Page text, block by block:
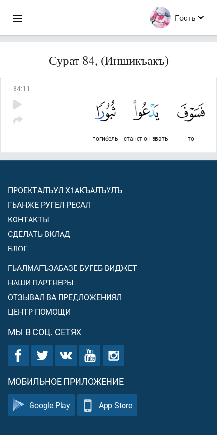
Гость
Сурат 84, (Иншикъакъ)
84:11
то
станет он звать
погибель
ПРОЕКТАЛЪУЛ Х1АКЪАЛЪУЛЪ
ГЬАНЖЕ РУГЕЛ РЕСАЛ
КОНТАКТЫ
СДЕЛАТЬ ВКЛАД
БЛОГ
ГЬАЛМАГЪЗАБАЗЕ БУГЕБ ВИДЖЕТ
НАШИ ПАРТНЕРЫ
ОТЗЫВАЛ ВА ПРЕДЛОЖЕНИЯЛ
ЦЕНТР ПОМОЩИ
МЫ В СОЦ. СЕТЯХ
МОБИЛЬНОЕ ПРИЛОЖЕНИЕ
Google Play App Store